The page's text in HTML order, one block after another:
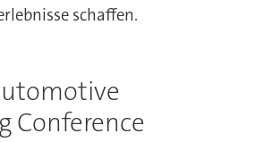
schaffen.
Conference